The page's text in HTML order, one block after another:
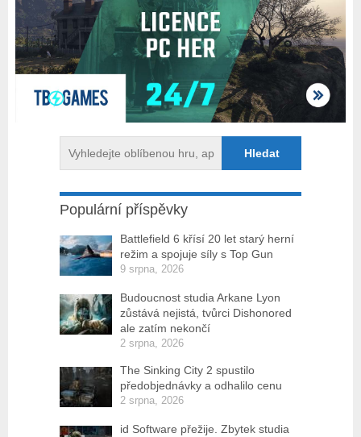
Populární příspěvky
Battlefield 6 křísí 20 let starý herní
režim a spojuje síly s Top Gun
9 srpna, 2026
Budoucnost studia Arkane Lyon
zůstává nejistá, tvůrci Dishonored
ale zatím nekončí
2 srpna, 2026
The Sinking City 2 spustilo
předobjednávky a odhalilo cenu
2 srpna, 2026
id Software přežije. Zbytek studia